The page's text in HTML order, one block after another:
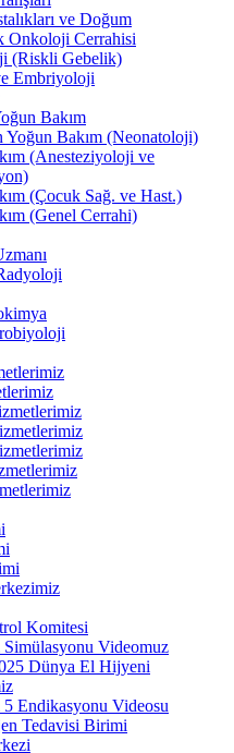
ve Doğum
Onkoloji Cerrahisi
(Riskli Gebelik)
Embriyoloji
Bakım
Yoğun Bakım (Neonatoloji)
(Anesteziyoloji ve
(Çocuk Sağ. ve Hast.)
(Genel Cerrahi)
Komitesi
Videomuz
Dünya El Hijyeni
Endikasyonu Videosu
Tedavisi Birimi